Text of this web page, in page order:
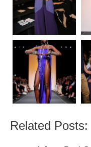
Related Posts: